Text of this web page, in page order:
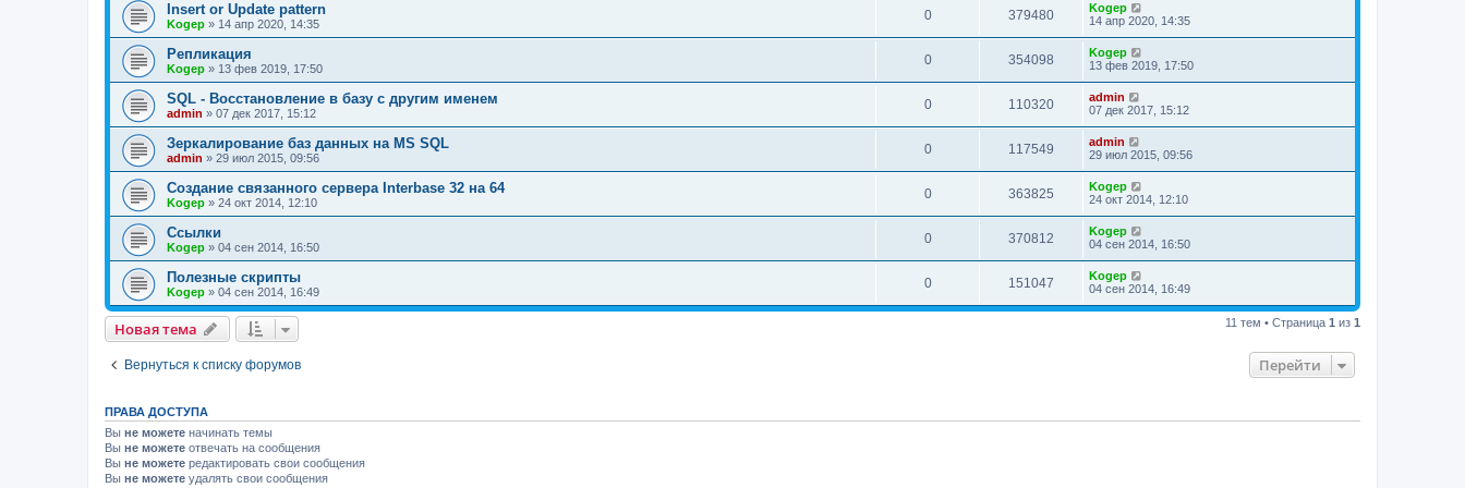
Insert or Update pattern
Kogep » 14 апр 2020, 14:35
0 379480
Kogep
14 апр 2020, 14:35
Репликация
Kogep » 13 фев 2019, 17:50
0 354098
Kogep
13 фев 2019, 17:50
SQL - Восстановление в базу с другим именем
admin » 07 дек 2017, 15:12
0 110320
admin
07 дек 2017, 15:12
Зеркалирование баз данных на MS SQL
admin » 29 июл 2015, 09:56
0 117549
admin
29 июл 2015, 09:56
Создание связанного сервера Interbase 32 на 64
Kogep » 24 окт 2014, 12:10
0 363825
Kogep
24 окт 2014, 12:10
Ссылки
Kogep » 04 сен 2014, 16:50
0 370812
Kogep
04 сен 2014, 16:50
Полезные скрипты
Kogep » 04 сен 2014, 16:49
0 151047
Kogep
04 сен 2014, 16:49
Новая тема 11 тем • Страница 1 из 1
Вернуться к списку форумов Перейти
ПРАВА ДОСТУПА
Вы не можете начинать темы
Вы не можете отвечать на сообщения
Вы не можете редактировать свои сообщения
Вы не можете удалять свои сообщения